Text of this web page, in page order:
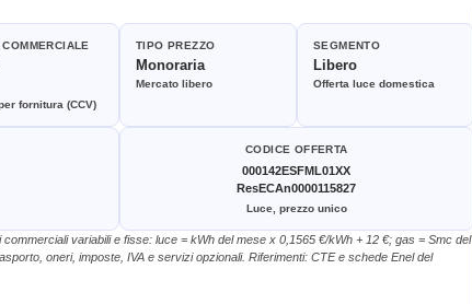
fornitura (CCV)
TIPO PREZZO
Monoraria
Mercato libero
SEGMENTO
Libero
Offerta luce domestica
CODICE OFFERTA
000142ESFML01XX
ResECAn0000115827
Luce, prezzo unico
variabili e fisse: luce = kWh del mese x 0,1565 €/kWh + 12 €; gas = Smc del
oneri, imposte, IVA e servizi opzionali. Riferimenti: CTE e schede Enel del